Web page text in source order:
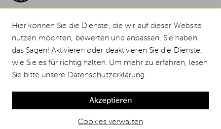
© 2026 Weststyle GmbH · Europas grosser Weber Spezialist
Alle Preise inkl. MwSt., inkl. Verpackungskosten und zzgl.Versandkosten.
Durchgestrichene Preise entsprechen dem bisherigen Preis bei Weststyle.
kaufen
Hier können Sie die Dienste, die wir auf dieser Website
nutzen möchten, bewerten und anpassen. Sie haben
das Sagen! Aktivieren oder deaktivieren Sie die Dienste,
wie Sie es für richtig halten. Um mehr zu erfahren, lesen
Sie bitte unsere Datenschutzerklärung.
Cookies verwalten
Akzeptieren